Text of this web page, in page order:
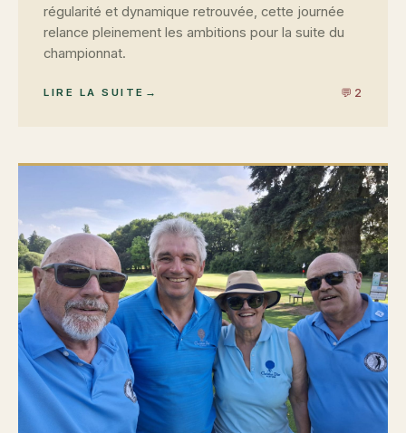
régularité et dynamique retrouvée, cette journée
relance pleinement les ambitions pour la suite du
championnat.
LIRE LA SUITE 💬 2